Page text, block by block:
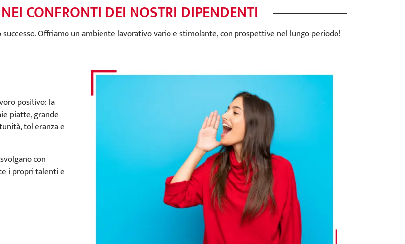
CONFRONTI DEI NOSTRI DIPENDENTI
Offriamo un ambiente lavorativo vario e stimolante, con prospettive nel lungo periodo!
positivo: la
piatte, grande
tolleranza e
con
i propri talenti e